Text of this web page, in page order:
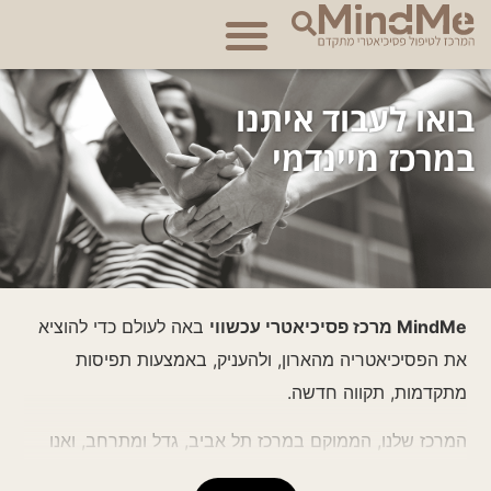
לתוכן
בואו לעבוד איתנו
במרכז מיינדמי
MindMe מרכז פסיכיאטרי עכשווי
באה לעולם כדי להוציא
את הפסיכיאטריה מהארון, ולהעניק, באמצעות תפיסות
מתקדמות, תקווה חדשה.
המרכז שלנו, הממוקם במרכז תל אביב, גדל ומתרחב, ואנו
מחפשים א.נשים שקורצו מהחומר המיוחד ממנו עשויים